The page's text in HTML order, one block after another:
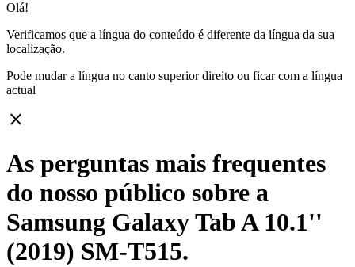
Olá!
Verificamos que a língua do conteúdo é diferente da língua da sua
localização.
Pode mudar a língua no canto superior direito ou ficar com a língua
actual
close
As perguntas mais frequentes
do nosso público sobre a
Samsung Galaxy Tab A 10.1''
(2019) SM-T515.